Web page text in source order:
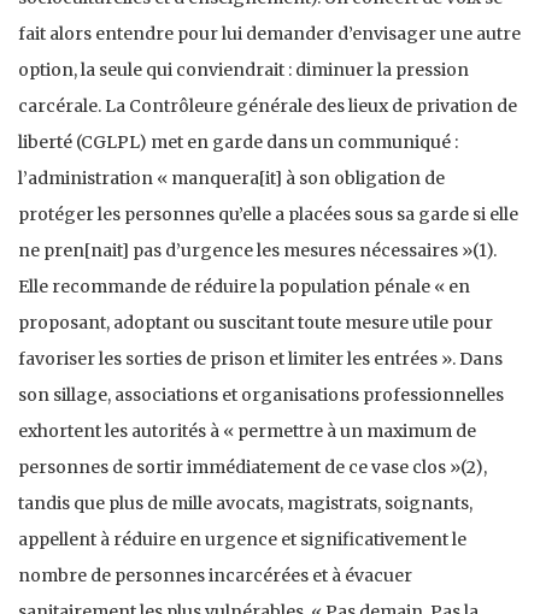
fait alors entendre pour lui demander d’envisager une autre
option, la seule qui conviendrait : diminuer la pression
carcérale. La Contrôleure générale des lieux de privation de
liberté (CGLPL) met en garde dans un communiqué :
l’administration « manquera[it] à son obligation de
protéger les personnes qu’elle a placées sous sa garde si elle
ne pren[nait] pas d’urgence les mesures nécessaires »(1).
Elle recommande de réduire la population pénale « en
proposant, adoptant ou suscitant toute mesure utile pour
favoriser les sorties de prison et limiter les entrées ». Dans
son sillage, associations et organisations professionnelles
exhortent les autorités à « permettre à un maximum de
personnes de sortir immédiatement de ce vase clos »(2),
tandis que plus de mille avocats, magistrats, soignants,
appellent à réduire en urgence et significativement le
nombre de personnes incarcérées et à évacuer